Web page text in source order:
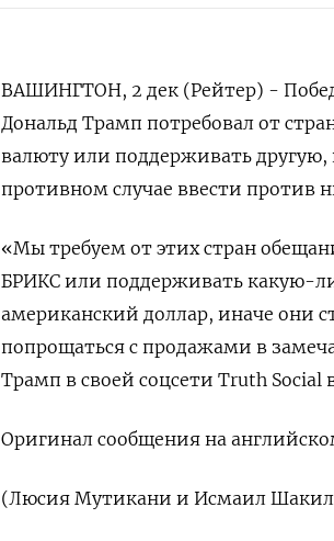
ВАШИНГТОН, 2 дек (Рейтер) -
Дональд Трамп потребовал от
валюту или поддерживать
противном случае ввести против
«Мы требуем от этих стран
БРИКС или поддерживать какую-
американский доллар, иначе они
попрощаться с продажами в
Трамп в своей соцсети Truth Social
Оригинал сообщения на
(Люсия Мутикани и Исмаил